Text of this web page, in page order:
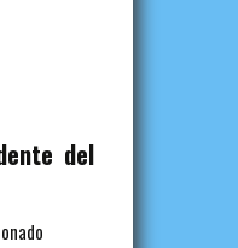
del